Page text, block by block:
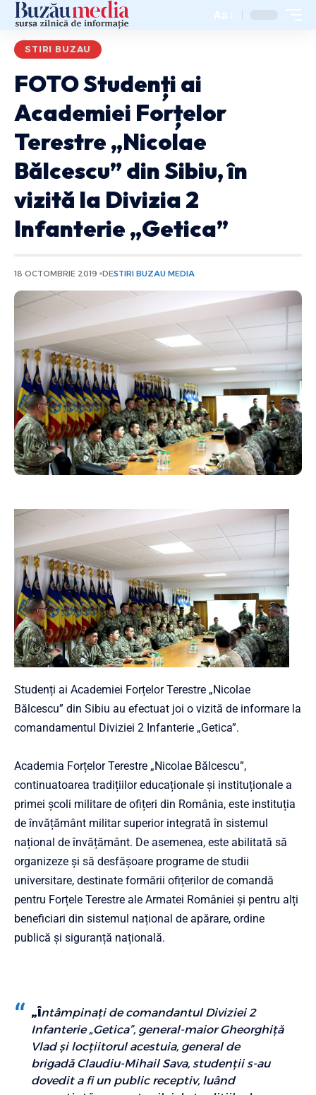
Aa
STIRI BUZAU
FOTO Studenți ai
Academiei Forțelor
Terestre „Nicolae
Bălcescu” din Sibiu, în
vizită la Divizia 2
Infanterie „Getica”
18 OCTOMBRIE 2019 DESTIRI BUZAU MEDIA
Studenți ai Academiei Forțelor Terestre „Nicolae
Bălcescu” din Sibiu au efectuat joi o vizită de informare la
comandamentul Diviziei 2 Infanterie „Getica”.
Academia Forțelor Terestre „Nicolae Bălcescu”,
continuatoarea tradițiilor educaționale și instituționale a
primei școli militare de ofițeri din România, este instituția
de învățământ militar superior integrată în sistemul
național de învățământ. De asemenea, este abilitată să
organizeze și să desfășoare programe de studii
universitare, destinate formării ofițerilor de comandă
pentru Forțele Terestre ale Armatei României și pentru alți
beneficiari din sistemul național de apărare, ordine
publică și siguranță națională.
„Întâmpinați de comandantul Diviziei 2
Infanterie „Getica”, general-maior Gheorghiță
Vlad și locțiitorul acestuia, general de
brigadă Claudiu-Mihail Sava, studenții s-au
dovedit a fi un public receptiv, luând